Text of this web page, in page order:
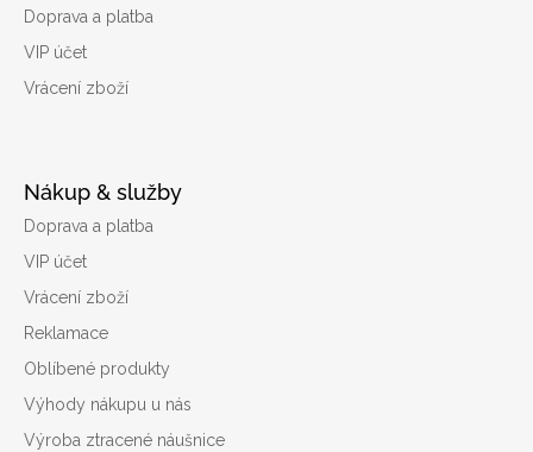
Doprava a platba
VIP účet
Vrácení zboží
Nákup & služby
Doprava a platba
VIP účet
Vrácení zboží
Reklamace
Oblíbené produkty
Výhody nákupu u nás
Výroba ztracené náušnice